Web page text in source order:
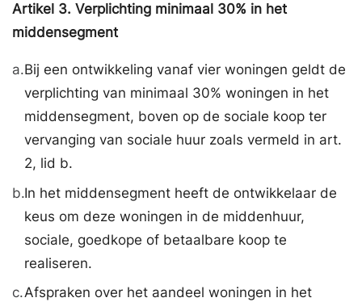
Artikel 3. Verplichting minimaal 30% in het
middensegment
a.Bij een ontwikkeling vanaf vier woningen geldt de
verplichting van minimaal 30% woningen in het
middensegment, boven op de sociale koop ter
vervanging van sociale huur zoals vermeld in art.
2, lid b.
b.In het middensegment heeft de ontwikkelaar de
keus om deze woningen in de middenhuur,
sociale, goedkope of betaalbare koop te
realiseren.
c.Afspraken over het aandeel woningen in het